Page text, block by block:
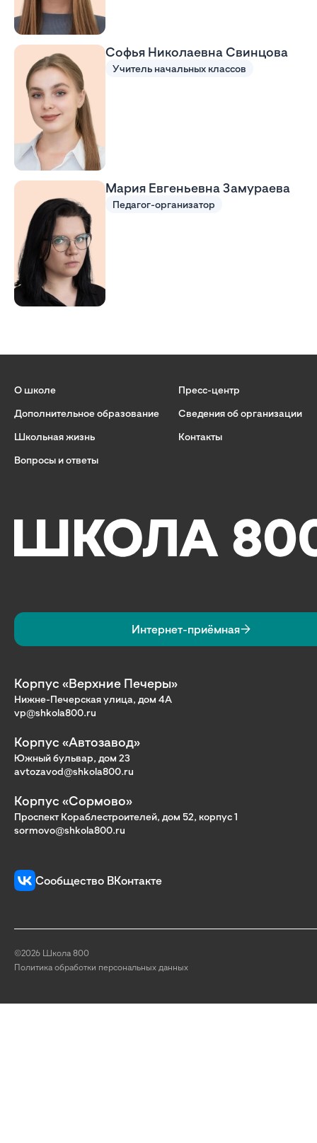
Софья Николаевна Свинцова
Учитель начальных классов
Мария Евгеньевна Замураева
Педагог-организатор
О школе
Дополнительное образование
Школьная жизнь
Вопросы и ответы
Пресс-центр
Сведения об организации
Контакты
Интернет-приёмная
Корпус «Верхние Печеры»
Нижне-Печерская улица, дом 4А
vp@shkola800.ru
Корпус «Автозавод»
Южный бульвар, дом 23
avtozavod@shkola800.ru
Корпус «Сормово»
Проспект Кораблестроителей, дом 52, корпус 1
sormovo@shkola800.ru
Сообщество ВКонтакте
©2026 Школа 800
Политика обработки персональных данных